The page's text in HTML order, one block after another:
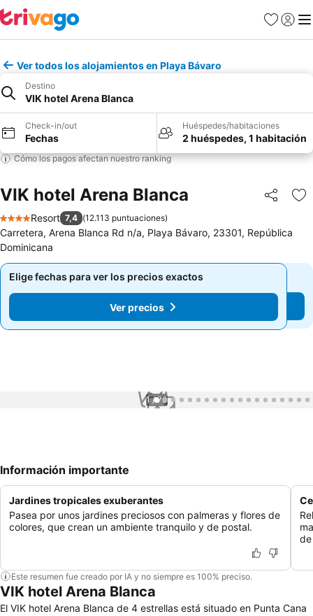
Favoritos
Iniciar
Ver todos los alojamientos en Playa Bávaro
Destino
VIK hotel Arena Blanca
Check-in/out
Fechas
Huéspedes/habitaciones
2 huéspedes, 1 habitación
Cómo los pagos afectan nuestro ranking
VIK hotel Arena Blanca Compartir
4 Estrellas
Resort 7,4 (12.113 puntuaciones)
Carretera, Arena Blanca Rd n/a, Playa Bávaro, 23301, República
Dominicana
Elige fechas para ver los precios exactos
Ver precios
Elige fechas para ver los precios exactos
Ver precios
1 / 70
Información importante
Jardines tropicales exuberantes
Pasea por unos jardines preciosos con palmeras y flores de
colores, que crean un ambiente tranquilo y de postal.
Este resumen fue creado por IA y no siempre es 100% preciso.
VIK hotel Arena Blanca
El VIK hotel Arena Blanca de 4 estrellas está situado en Punta Cana